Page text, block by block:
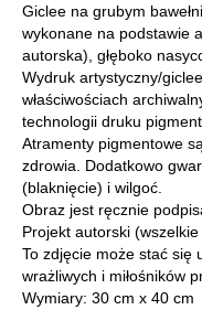
Giclee na grubym
wykonane na podstawie
autorska), głęboko
Wydruk artystyczny/
właściwościach
technologii druku
Atramenty pigmentowe
zdrowia. Dodatkowo
(blaknięcie) i wilgoć.
Obraz jest ręcznie
Projekt autorski
To zdjęcie może stać się
wrażliwych i miłośników
Wymiary: 30 cm x 40 cm